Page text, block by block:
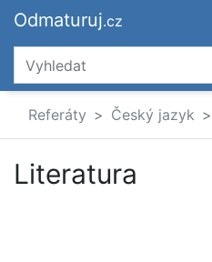
Odmaturuj.cz
Referáty Český jazyk
Literatura